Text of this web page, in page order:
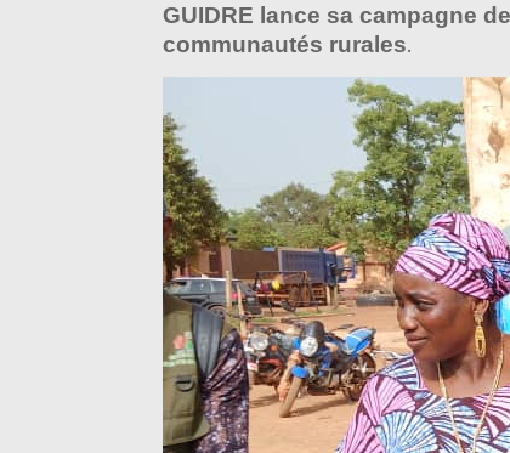
GUIDRE lance sa campagne
communautés rurales.